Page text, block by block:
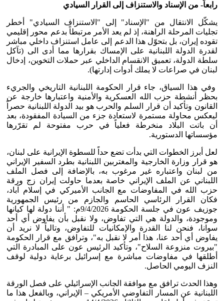
رابعاً- من الإسناد والاستنزاف إلى القرار السيادي
يشكّل الانتقال من "الإسناد" إلى "الاستنزاف السيادي" أخطر
تجليات المرحلة الراهنة، إذ لم يعد الأمر مرتبطاً بدعم محور إقليمي
تقوده إيران، بل بتحوّل هذا الدعم إلى عامل استنزاف داخلي مباشر
لقدرة الدولة اللبنانية على الإمساك بقرارها مما أدى الى (تآكل
سلطة الدولة، تعميق الانقسام الداخلي عبر حملات التخوين، إدخال
لبنان في صراعات لا يملك أدوات إدارتها).
وفي هذا السياق، جاء قرار الحكومة اللبنانية التاريخي والجريء
بحظر أنشطة حزب الله العسكرية والأمنية واعتبارها خارجة عن
القانون وتأكيد أن قرار السلم والحرب هو بيد الدولة اللبنانية حصراً
ليعكس محاولة مستمرة لاستعادة جزء من السيادة المفقودة، بعد
أن باتت البلاد منخرطة فعلياً في حرب مفتوحة لم تقرّرها
مؤسساتها الدستورية.
لعل أبرز الخطوات التي بدأت تضع حداً للسطوة الإيرانية على لبنان،
هو قرار وزارة الخارجية والمغتربين اللبنانية بطرد السفير الإيراني
من لبنان واعتباره غير مرغوب به، بالإضافة إلى فصل الملف
اللبناني عن الملف الإيراني خاصة بعدما حاولت إيران زج ورقة
حزب الله في المفاوضات مع الجانب الأميركي في إسلام آباد،
فكان القرار الرئاسي الحاسم والجازم من رئيس الجمهورية
جوزيف عون في جلسة الحكومة 9/4/2026م: " أننا دولة لها كيانها
وموجودة، والدولة هي التي تفاوض، ولا نقبل بأن يفاوض أي أحد
سوانا، فنحن لنا القدرة والإمكانيات للتفاوض، وتالياً لا نريد أن
يفاوض أي أحد عنا، هذا أمر لا نقبل به"، وترافق مع قرار الحكومة
"بيروت منزوعة السلاح"، وتأكيد الرئيس عون على المبادرة التي
أطلقها في مفاوضات مباشرة مع إسرائيل برعاية دولية لوقف
النزف اليومي الحاصل.
وهذا الحدث ترافق مع موافقة الجانب الإسرائيلي على فصل الورقة
اللبنانية عن المسار التفاوضي الأمريكي – الإيراني، وبالفعل هذا ما